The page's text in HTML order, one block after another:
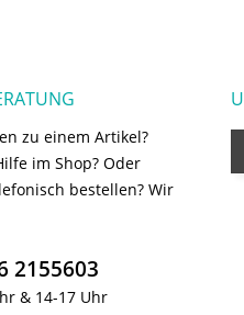
zu einem Artikel?
im Shop? Oder
bestellen? Wir
2155603
& 14-17 Uhr